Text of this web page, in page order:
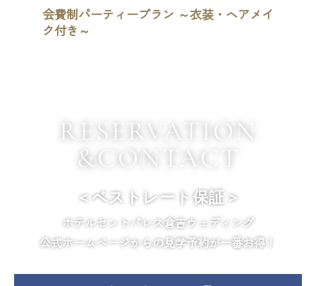
会費制パーティープラン ～衣装・ヘアメイ
ク付き～
RESERVATION
&CONTACT
＜ベストレート保証＞
ホテルセントパレス倉吉ウェディング
公式ホームページからの見学予約が一番お得！